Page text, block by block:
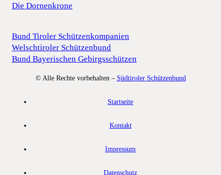
Die Dornenkrone
Bund Tiroler Schützenkompanien
Welschtiroler Schützenbund
Bund Bayerischen Gebirgsschützen
© Alle Rechte vorbehalten – Südtiroler Schützenbund
Startseite
Kontakt
Impressum
Datenschutz